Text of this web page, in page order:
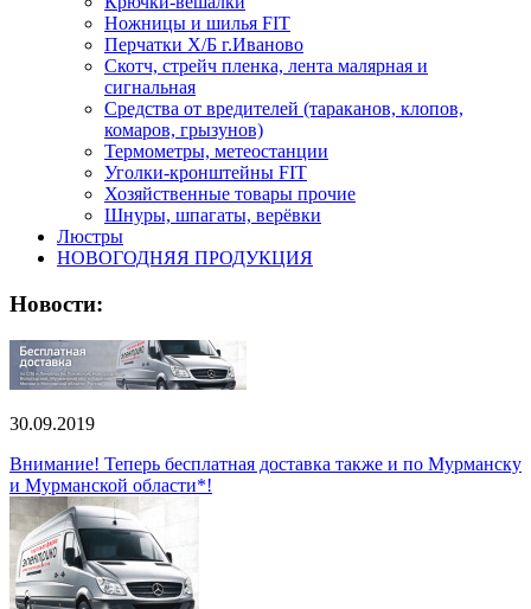
Ножницы и шилья FIT
Перчатки Х/Б г.Иваново
Скотч, стрейч пленка, лента малярная и
сигнальная
Средства от вредителей (тараканов, клопов,
комаров, грызунов)
Термометры, метеостанции
Уголки-кронштейны FIT
Хозяйственные товары прочие
Шнуры, шпагаты, верёвки
Люстры
НОВОГОДНЯЯ ПРОДУКЦИЯ
Новости:
30.09.2019
Внимание! Теперь бесплатная доставка также и по Мурманску
и Мурманской области*!